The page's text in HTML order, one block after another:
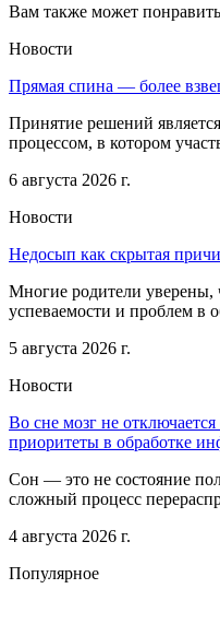
Вам также может
Новости
Прямая спина — более
Принятие решений
процессом, в котором
6 августа 2026 г.
Новости
Недосып как скрытая
Многие родители уверены,
успеваемости и проблем
5 августа 2026 г.
Новости
Во сне мозг не
приоритеты в обработке
Сон — это не состояние
сложный процесс
4 августа 2026 г.
Популярное